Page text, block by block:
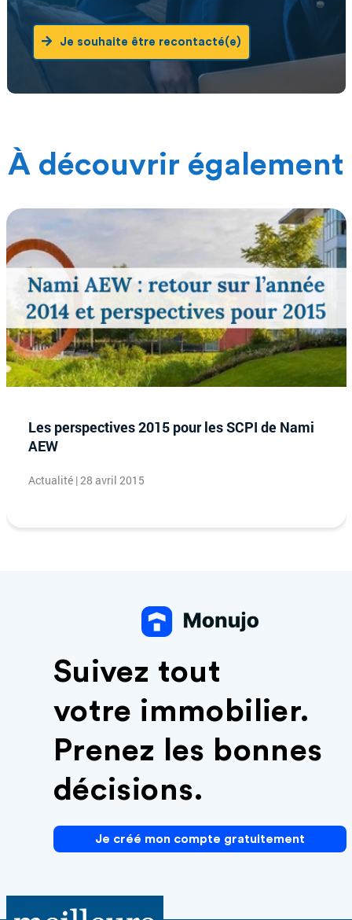
Je souhaite être recontacté(e)
À découvrir également
Les perspectives 2015 pour les SCPI de Nami
AEW
Actualité | 28 avril 2015
Suivez tout
votre immobilier.
Prenez les bonnes
décisions.
Je créé mon compte gratuitement